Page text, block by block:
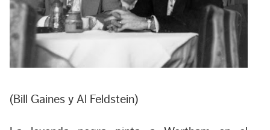
(Bill Gaines y Al Feldstein)